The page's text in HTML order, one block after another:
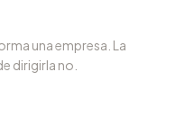
una empresa. La
dirigirla no.